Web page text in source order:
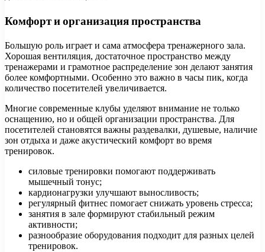
Комфорт и организация пространства
Большую роль играет и сама атмосфера тренажерного зала.
Хорошая вентиляция, достаточное пространство между
тренажерами и грамотное распределение зон делают занятия
более комфортными. Особенно это важно в часы пик, когда
количество посетителей увеличивается.
Многие современные клубы уделяют внимание не только
оснащению, но и общей организации пространства. Для
посетителей становятся важны раздевалки, душевые, наличие
зон отдыха и даже акустический комфорт во время
тренировок.
силовые тренировки помогают поддерживать
мышечный тонус;
кардионагрузки улучшают выносливость;
регулярный фитнес помогает снижать уровень стресса;
занятия в зале формируют стабильный режим
активности;
разнообразие оборудования подходит для разных целей
тренировок.